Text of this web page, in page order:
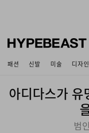
패션 신발 미술 디자인
아디다스가 유
범